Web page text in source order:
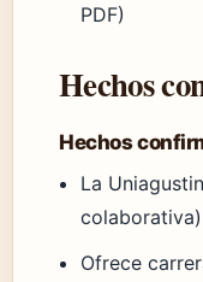
PDF)
Hechos
Hechos
La
colaborativa)
Ofrece